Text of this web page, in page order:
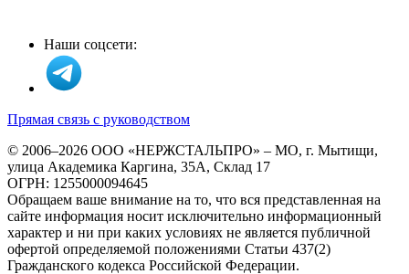
Наши соцсети:
Прямая связь с руководством
© 2006–2026 ООО «НЕРЖСТАЛЬПРО» – МО, г. Мытищи,
улица Академика Каргина, 35А, Склад 17
ОГРН: 1255000094645
Обращаем ваше внимание на то, что вся представленная на
сайте информация носит исключительно информационный
характер и ни при каких условиях не является публичной
офертой определяемой положениями Статьи 437(2)
Гражданского кодекса Российской Федерации.